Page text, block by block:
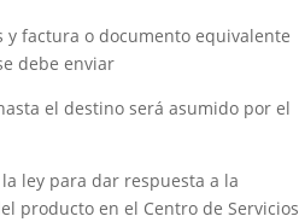
y factura o documento equivalente
debe enviar
el destino será asumido por el
ley para dar respuesta a la
producto en el Centro de Servicios